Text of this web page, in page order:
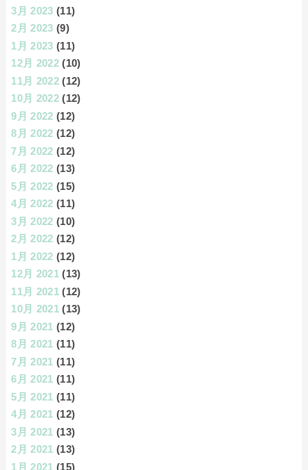
3月 2023 (11)
2月 2023 (9)
1月 2023 (11)
12月 2022 (10)
11月 2022 (12)
10月 2022 (12)
9月 2022 (12)
8月 2022 (12)
7月 2022 (12)
6月 2022 (13)
5月 2022 (15)
4月 2022 (11)
3月 2022 (10)
2月 2022 (12)
1月 2022 (12)
12月 2021 (13)
11月 2021 (12)
10月 2021 (13)
9月 2021 (12)
8月 2021 (11)
7月 2021 (11)
6月 2021 (11)
5月 2021 (11)
4月 2021 (12)
3月 2021 (13)
2月 2021 (13)
1月 2021 (15)